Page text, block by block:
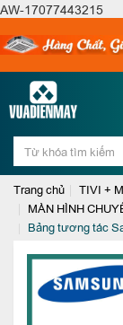
AW-17077443215
Trang chủ
TIVI +
MÀN HÌNH
Bảng tương tác